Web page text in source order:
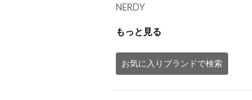
NERDY
もっと見る
お気に入りブランドで検索